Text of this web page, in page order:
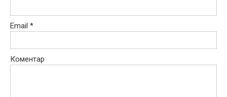
Email *
Коментар